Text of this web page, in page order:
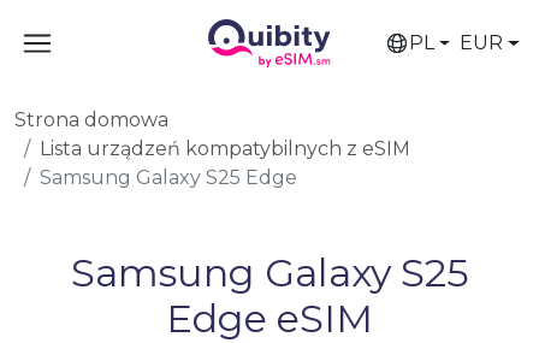
PL EUR
Strona domowa
Lista urządzeń kompatybilnych z eSIM
Samsung Galaxy S25 Edge
Samsung Galaxy S25
Edge eSIM